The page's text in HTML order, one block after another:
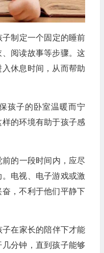
制定一个固定的睡前
阅读故事等步骤。这
休息时间，从而帮助
孩子的卧室温暖而宁
的环境有助于孩子感
的一段时间内，应尽
电视、电子游戏或激
，不利于他们平静下
在家长的陪伴下才能
分钟，直到孩子能够